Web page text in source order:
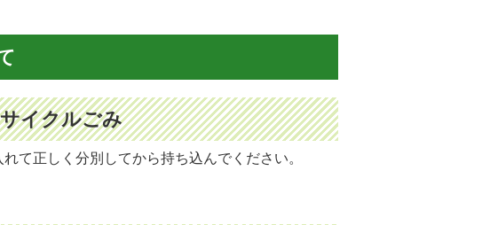
イクルごみ
て正しく分別してから持ち込んでください。